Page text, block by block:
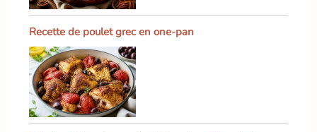
Recette de poulet grec en one-pan